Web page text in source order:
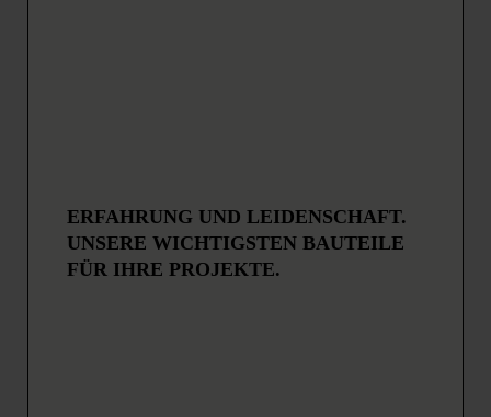
ERFAHRUNG UND LEIDENSCHAFT.
UNSERE WICHTIGSTEN BAUTEILE
FÜR IHRE PROJEKTE.